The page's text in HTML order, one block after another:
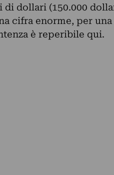
dollari (150.000
cifra enorme, per
è reperibile qui.